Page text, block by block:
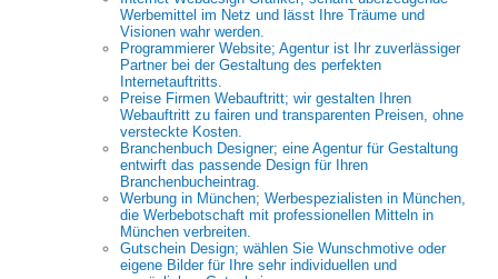
Werbemittel im Netz und lässt Ihre Träume und
Visionen wahr werden.
Programmierer Website; Agentur ist Ihr zuverlässiger
Partner bei der Gestaltung des perfekten
Internetauftritts.
Preise Firmen Webauftritt; wir gestalten Ihren
Webauftritt zu fairen und transparenten Preisen, ohne
versteckte Kosten.
Branchenbuch Designer; eine Agentur für Gestaltung
entwirft das passende Design für Ihren
Branchenbucheintrag.
Werbung in München; Werbespezialisten in München,
die Werbebotschaft mit professionellen Mitteln in
München verbreiten.
Gutschein Design; wählen Sie Wunschmotive oder
eigene Bilder für Ihre sehr individuellen und